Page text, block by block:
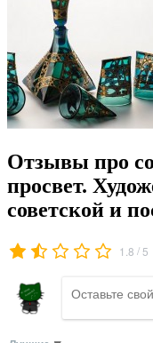
Отзывы про
просвет.
советской и
1.8 / 5